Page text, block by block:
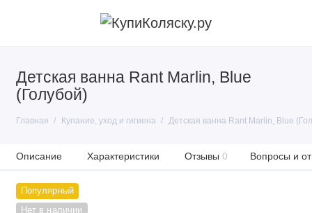
Детская ванна Rant Marlin, Blue
(Голубой)
Главная Купание, уход и гигиена Детская ванна Rant Marlin, Blue
Описание Характеристики Отзывы 0 Вопросы и
Популярный
Нет в наличии